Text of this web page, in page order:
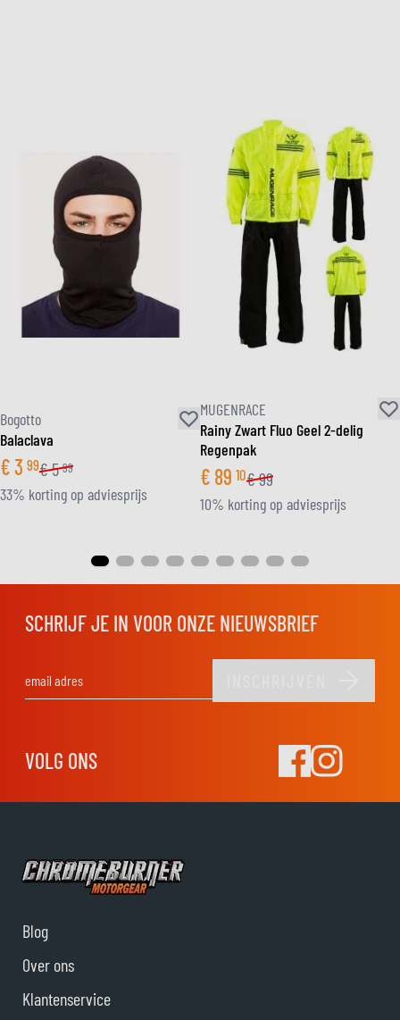
Bogotto
Balaclava
€3 99€5 99
33% korting op adviesprijs
MUGENRACE
Rainy Zwart Fluo Geel 2-delig
Regenpak
€ 89 10€99
10% korting op adviesprijs
SCHRIJF JE IN VOOR ONZE NIEUWSBRIEF
VOLG ONS
Blog
Over ons
Klantenservice